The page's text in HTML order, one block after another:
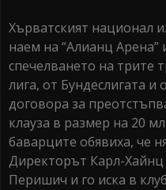
Хърватският национал
наем на “Алианц Арена”
спечелването на трите
лига, от Бундеслигата и
договора за
клауза в размер на 20
баварците обявиха, че
Директорът Карл-Хайнц
Перишич и го иска в